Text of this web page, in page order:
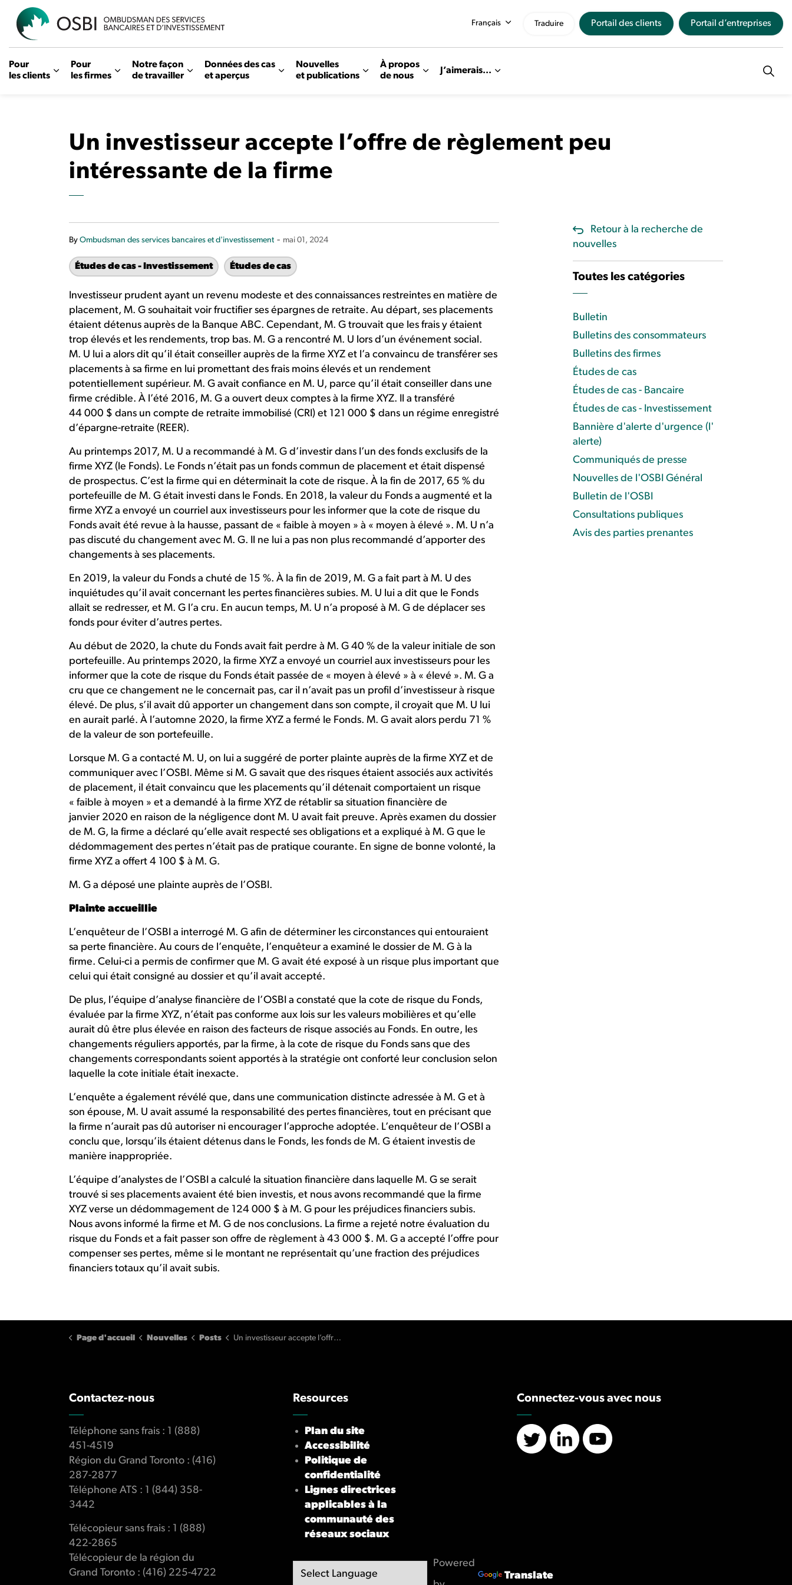
Pour
les clients
Pour
les firmes
Notre façon
de travailler
Données des cas
et aperçus
Nouvelles
et publications
À propos
de nous
J’aimerais...
Français Traduire Portail des clients Portail d’entreprises
Un investisseur accepte l’offre de règlement peu
intéressante de la firme
By Ombudsman des services bancaires et d'investissement - mai 01, 2024
Études de cas - Investissement Études de cas
Investisseur prudent ayant un revenu modeste et des connaissances restreintes en matière de
placement, M. G souhaitait voir fructifier ses épargnes de retraite. Au départ, ses placements
étaient détenus auprès de la Banque ABC. Cependant, M. G trouvait que les frais y étaient
trop élevés et les rendements, trop bas. M. G a rencontré M. U lors d’un événement social.
M. U lui a alors dit qu’il était conseiller auprès de la firme XYZ et l’a convaincu de transférer ses
placements à sa firme en lui promettant des frais moins élevés et un rendement
potentiellement supérieur. M. G avait confiance en M. U, parce qu’il était conseiller dans une
firme crédible. À l’été 2016, M. G a ouvert deux comptes à la firme XYZ. Il a transféré
44 000 $ dans un compte de retraite immobilisé (CRI) et 121 000 $ dans un régime enregistré
d’épargne-retraite (REER).
Au printemps 2017, M. U a recommandé à M. G d’investir dans l’un des fonds exclusifs de la
firme XYZ (le Fonds). Le Fonds n’était pas un fonds commun de placement et était dispensé
de prospectus. C’est la firme qui en déterminait la cote de risque. À la fin de 2017, 65 % du
portefeuille de M. G était investi dans le Fonds. En 2018, la valeur du Fonds a augmenté et la
firme XYZ a envoyé un courriel aux investisseurs pour les informer que la cote de risque du
Fonds avait été revue à la hausse, passant de « faible à moyen » à « moyen à élevé ». M. U n’a
pas discuté du changement avec M. G. Il ne lui a pas non plus recommandé d’apporter des
changements à ses placements.
En 2019, la valeur du Fonds a chuté de 15 %. À la fin de 2019, M. G a fait part à M. U des
inquiétudes qu’il avait concernant les pertes financières subies. M. U lui a dit que le Fonds
allait se redresser, et M. G l’a cru. En aucun temps, M. U n’a proposé à M. G de déplacer ses
fonds pour éviter d’autres pertes.
Au début de 2020, la chute du Fonds avait fait perdre à M. G 40 % de la valeur initiale de son
portefeuille. Au printemps 2020, la firme XYZ a envoyé un courriel aux investisseurs pour les
informer que la cote de risque du Fonds était passée de « moyen à élevé » à « élevé ». M. G a
cru que ce changement ne le concernait pas, car il n’avait pas un profil d’investisseur à risque
élevé. De plus, s’il avait dû apporter un changement dans son compte, il croyait que M. U lui
en aurait parlé. À l’automne 2020, la firme XYZ a fermé le Fonds. M. G avait alors perdu 71 %
de la valeur de son portefeuille.
Lorsque M. G a contacté M. U, on lui a suggéré de porter plainte auprès de la firme XYZ et de
communiquer avec l’OSBI. Même si M. G savait que des risques étaient associés aux activités
de placement, il était convaincu que les placements qu’il détenait comportaient un risque
« faible à moyen » et a demandé à la firme XYZ de rétablir sa situation financière de
janvier 2020 en raison de la négligence dont M. U avait fait preuve. Après examen du dossier
de M. G, la firme a déclaré qu’elle avait respecté ses obligations et a expliqué à M. G que le
dédommagement des pertes n’était pas de pratique courante. En signe de bonne volonté, la
firme XYZ a offert 4 100 $ à M. G.
M. G a déposé une plainte auprès de l’OSBI.
Plainte accueillie
L’enquêteur de l’OSBI a interrogé M. G afin de déterminer les circonstances qui entouraient
sa perte financière. Au cours de l’enquête, l’enquêteur a examiné le dossier de M. G à la
firme. Celui-ci a permis de confirmer que M. G avait été exposé à un risque plus important que
celui qui était consigné au dossier et qu’il avait accepté.
De plus, l’équipe d’analyse financière de l’OSBI a constaté que la cote de risque du Fonds,
évaluée par la firme XYZ, n’était pas conforme aux lois sur les valeurs mobilières et qu’elle
aurait dû être plus élevée en raison des facteurs de risque associés au Fonds. En outre, les
changements réguliers apportés, par la firme, à la cote de risque du Fonds sans que des
changements correspondants soient apportés à la stratégie ont conforté leur conclusion selon
laquelle la cote initiale était inexacte.
L’enquête a également révélé que, dans une communication distincte adressée à M. G et à
son épouse, M. U avait assumé la responsabilité des pertes financières, tout en précisant que
la firme n’aurait pas dû autoriser ni encourager l’approche adoptée. L’enquêteur de l’OSBI a
conclu que, lorsqu’ils étaient détenus dans le Fonds, les fonds de M. G étaient investis de
manière inappropriée.
L’équipe d’analystes de l’OSBI a calculé la situation financière dans laquelle M. G se serait
trouvé si ses placements avaient été bien investis, et nous avons recommandé que la firme
XYZ verse un dédommagement de 124 000 $ à M. G pour les préjudices financiers subis.
Nous avons informé la firme et M. G de nos conclusions. La firme a rejeté notre évaluation du
risque du Fonds et a fait passer son offre de règlement à 43 000 $. M. G a accepté l’offre pour
compenser ses pertes, même si le montant ne représentait qu’une fraction des préjudices
financiers totaux qu’il avait subis.
Retour à la recherche de
nouvelles
Toutes les catégories
Bulletin
Bulletins des consommateurs
Bulletins des firmes
Études de cas
Études de cas - Bancaire
Études de cas - Investissement
Bannière d'alerte d'urgence (l'
alerte)
Communiqués de presse
Nouvelles de l'OSBI Général
Bulletin de l'OSBI
Consultations publiques
Avis des parties prenantes
Page d'accueil Nouvelles Posts Un investisseur accepte l’offre de règlement peu intéressante de la firme
Contactez-nous
Téléphone sans frais : 1 (888)
451-4519
Région du Grand Toronto : (416)
287-2877
Téléphone ATS : 1 (844) 358-
3442
Télécopieur sans frais : 1 (888)
422-2865
Télécopieur de la région du
Grand Toronto : (416) 225-4722
Resources
Plan du site
Accessibilité
Politique de
confidentialité
Lignes directrices
applicables à la
communauté des
réseaux sociaux
Powered
Translate
Connectez-vous avec nous
X/TwitterLinkedInYouTube